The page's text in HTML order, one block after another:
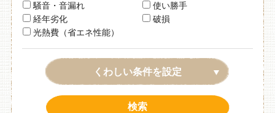
騒音・音漏れ
使い勝手
経年劣化
破損
光熱費（省エネ性能）
くわしい条件を設定